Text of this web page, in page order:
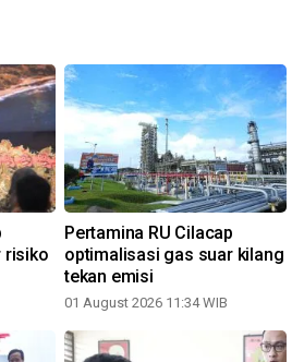
risiko
Pertamina RU Cilacap
optimalisasi gas suar kilang
tekan emisi
01 August 2026 11:34 WIB